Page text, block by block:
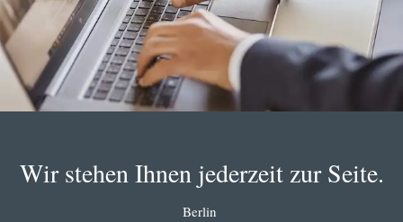
Wir stehen Ihnen jederzeit zur Seite.
Berlin